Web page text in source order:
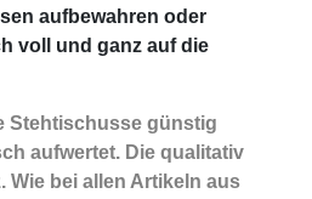
aufbewahren oder
voll und ganz auf die
Stehtischusse günstig
aufwertet. Die qualitativ
bei allen Artikeln aus